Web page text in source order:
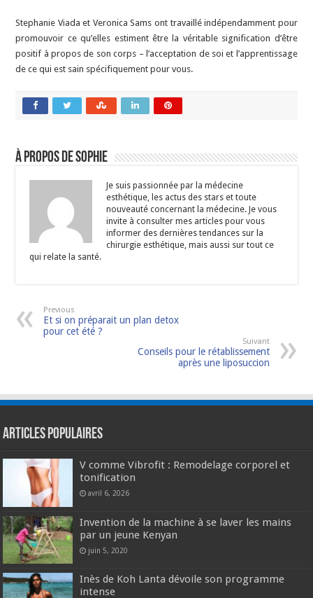
Stephanie Viada et Veronica Sams ont travaillé indépendamment pour
promouvoir ce qu’elles estiment être la véritable signification d’être
positif à propos de son corps – l’acceptation de soi et l’apprentissage
de ce qui est sain spécifiquement pour vous.
À propos de Sophie
Je suis passionnée par la médecine
esthétique, les actus des stars et toute
nouveauté concernant la médecine. Je vous
invite à consulter mes articles pour vous
informer des dernières tendances sur la
chirurgie esthétique, mais aussi sur tout ce
qui relate la santé.
Previous
Et si on préparait un plan detox
pour cet été ?
Suivant
Conseils pour le rétablissement
après une liposuccion
Articles populaires
V comme Vibrofit : Remodelage corporel et
tonification
avril 6, 2026
Invention de la machine à se laver les mains
par un jeune Kenyan
juin 5, 2020
Inès de Koh Lanta dévoile son programme
intense